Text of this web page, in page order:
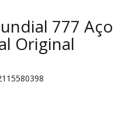
777 Aço
Original